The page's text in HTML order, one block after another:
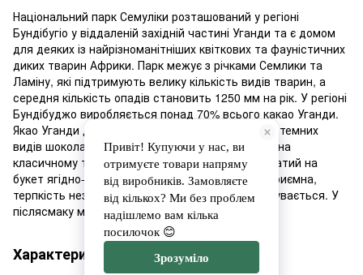
Національний парк Семуліки розташований у регіоні
Бундібугіо у віддаленій західній частині Уганди та є домом
для деяких із найрізноманітніших квіткових та фауністичних
диких тварин Африки. Парк межує з річками Семлики та
Ламіну, які підтримують велику кількість видів тварин, а
середня кількість опадів становить 1250 мм на рік. У регіоні
Бундібуджо виробляється понад 70% всього какао Уганди.
Якао Уганди добре підходить для приготування темних
видів шоколаду. Цікаво проявляє себе у напоях на
класичному та безлактозному молоці. Смак багатий на
букет ягідно-фруктових нот. Кислинка свіжа і приємна,
терпкість незначна, гіркуватість майже не відчувається. У
післясмаку можуть виявлятися винні відтінки.
Характеристики